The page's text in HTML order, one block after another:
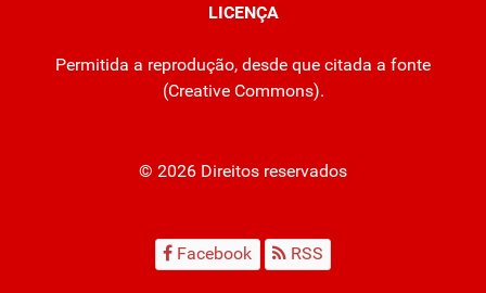
LICENÇA
Permitida a reprodução, desde que citada a fonte
(Creative Commons).
© 2026 Direitos reservados
Facebook RSS